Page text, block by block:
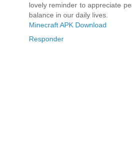
lovely reminder to appreciate
balance in our daily lives.
Minecraft APK Download
Responder